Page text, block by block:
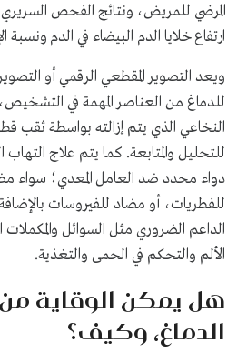
المرضي للمريض، ونتائج الفحص
ارتفاع خلايا الدم البيضاء في الدم ونسبة
ويعد التصوير المقطعي الرقمي أو التصوير
للدماغ من العناصر المهمة في التشخيص،
النخاعي الذي يتم إزالته بواسطة ثقب قطني
للتحليل والمتابعة. كما يتم علاج التهاب
دواء محدد ضد العامل المعدي؛ سواء مضاد
للفطريات، أو مضاد للفيروسات بالإضافة
الداعم الضروري مثل السوائلوالمكملات
الألم والتحكم في الحمى والتغذية.
هل يمكن الوقاية من
الدماغ، وكيف؟